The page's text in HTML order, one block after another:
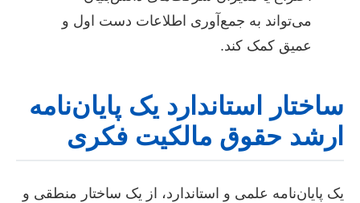
می‌تواند به جمع‌آوری اطلاعات دست اول و
عمیق کمک کند.
ساختار استاندارد یک پایان‌نامه
ارشد حقوق مالکیت فکری
یک پایان‌نامه علمی و استاندارد، از یک ساختار منطقی و